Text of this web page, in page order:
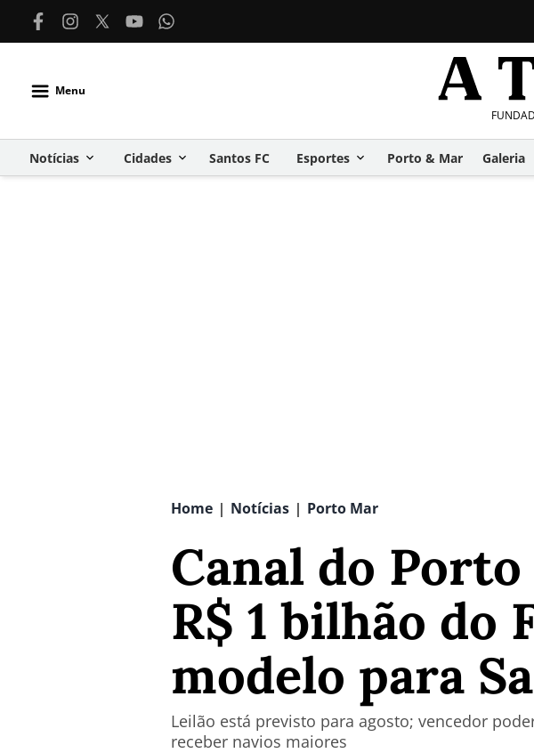
Menu
Notícias Cidades Santos FC Esportes Porto & Mar Galeria
Home | Notícias | Porto Mar
Canal do
R$ 1 bilhão do
modelo para
Leilão está previsto para agosto; vencedor
receber navios maiores